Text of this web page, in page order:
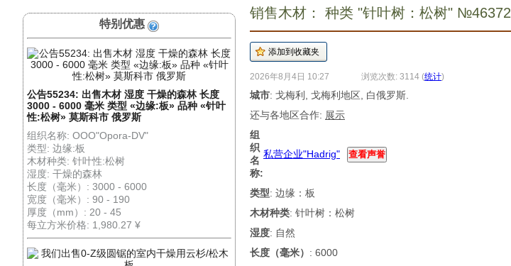
特别优惠
公告55234: 出售木材 湿度 干燥的森林 长度
3000 - 6000 毫米 类型 «边缘:板» 品种 «针叶
性:松树» 莫斯科市 俄罗斯
组织名称: OOO"Opora-DV"
类型: 边缘:板
木材种类: 针叶性:松树
湿度: 干燥的森林
长度（毫米）: 3000 - 6000
宽度（毫米）: 90 - 190
厚度（mm）: 20 - 45
每立方米价格: 1,980.27 ¥
销售木材： 种类 "针叶树：松树" №46372
2026年8月4日 10:27 浏览次数: 3114 (统计)
城市: 戈梅利, 戈梅利地区, 白俄罗斯.
还与各地区合作: 展示
组
织
名
称:
私营企业"Hadrig" 查看声誉
类型: 边缘：板
木材种类: 针叶树：松树
湿度: 自然
长度（毫米） : 6000